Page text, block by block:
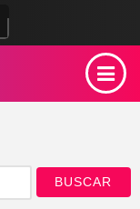
BUSCAR